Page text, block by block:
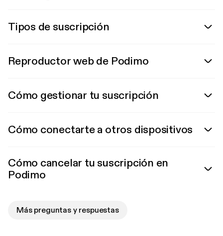
Tipos de suscripción
Reproductor web de Podimo
Cómo gestionar tu suscripción
Cómo conectarte a otros dispositivos
Cómo cancelar tu suscripción en
Podimo
Más preguntas y respuestas